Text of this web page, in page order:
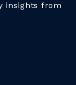
insights from